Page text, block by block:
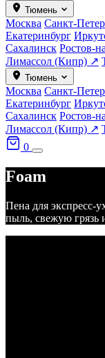
Тюмень
Москва Санкт-
Екатеринбург
Сахалинск Ростов-
Лимассол (Кипр) ↗
Тюмень
Москва Санкт-
Екатеринбург
Сахалинск Ростов-
Лимассол (Кипр) ↗
0
Foam
Пена для экспресс-
пыль, свежую грязь